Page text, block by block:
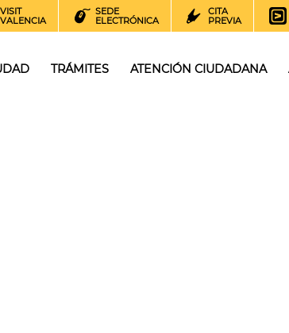
VISIT
VALENCIA
SEDE
ELECTRÓNICA
CITA
PREVIA
TRÁMITES ATENCIÓN CIUDADANA